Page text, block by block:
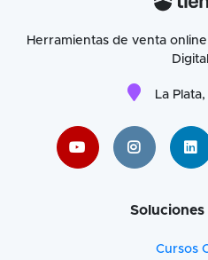
Herramientas de venta
La
Soluciones
Cursos